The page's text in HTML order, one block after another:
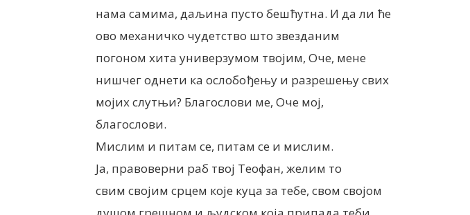
нама самима, даљина пусто бешћутна. И да ли ће
ово механичко чудетство што звезданим
погоном хита универзумом твојим, Оче, мене
нишчег однети ка ослобођењу и разрешењу свих
мојих слутњи? Благослови ме, Оче мој,
благослови.
Мислим и питам се, питам се и мислим.
Ја, правоверни раб твој Теофан, желим то
свим својим срцем које куца за тебе, свом својом